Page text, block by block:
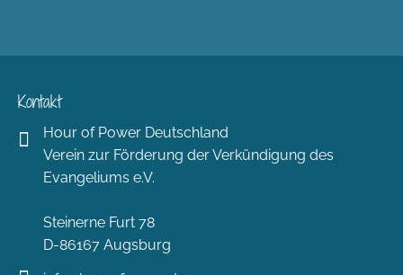
Kontakt
Hour of Power Deutschland
Verein zur Förderung der Verkündigung des
Evangeliums e.V.
Steinerne Furt 78
D-86167 Augsburg